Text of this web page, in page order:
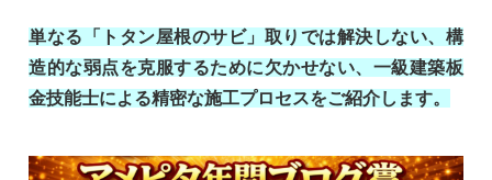
単なる「トタン屋根のサビ」取りでは解決しない、構
造的な弱点を克服するために欠かせない、一級建築板
金技能士による精密な施工プロセスをご紹介します。